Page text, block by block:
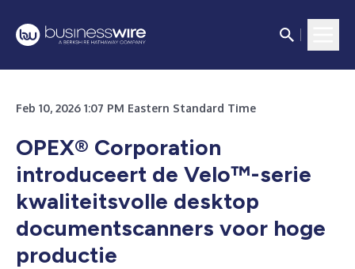
Feb 10, 2026 1:07 PM Eastern Standard Time
OPEX® Corporation
introduceert de Velo™-serie
kwaliteitsvolle desktop
documentscanners voor hoge
productie